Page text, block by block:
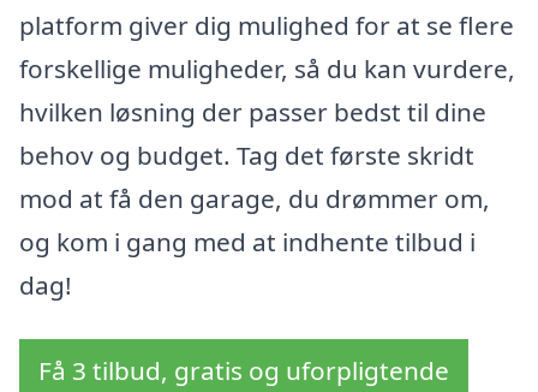
platform giver dig mulighed for at se flere
forskellige muligheder, så du kan vurdere,
hvilken løsning der passer bedst til dine
behov og budget. Tag det første skridt
mod at få den garage, du drømmer om,
og kom i gang med at indhente tilbud i
dag!
Få 3 tilbud, gratis og uforpligtende